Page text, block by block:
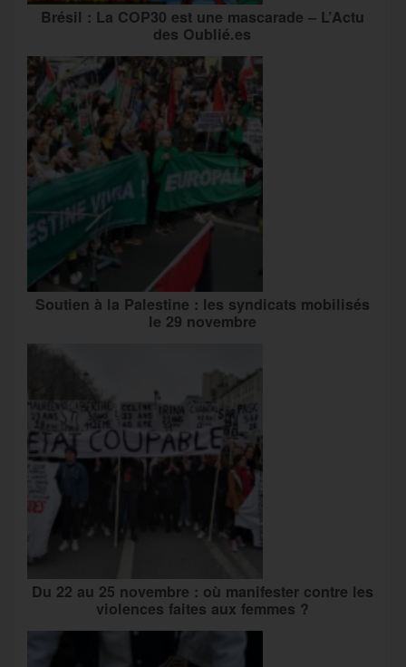
Brésil : La COP30 est une mascarade – L’Actu
des Oublié.es
Soutien à la Palestine : les syndicats mobilisés
le 29 novembre
Du 22 au 25 novembre : où manifester contre les
violences faites aux femmes ?